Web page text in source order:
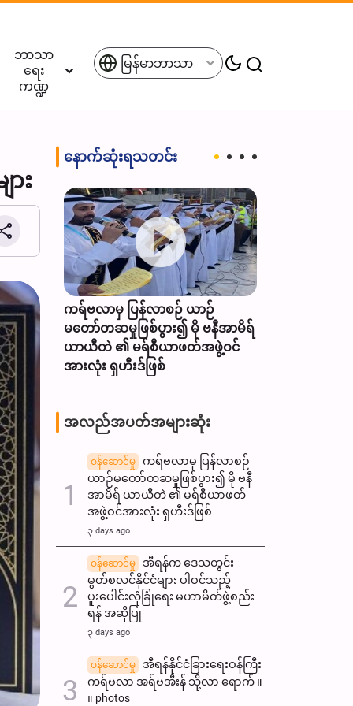
ဘာသာ
ရေး
ကဏ္ဍ
မြန်မာဘာသာ
း
နောက်ဆုံးရသတင်း
မတ်
ာန
ကရ်ဗလာမှ ပြန်လာစဉ် ယာဉ်
မတော်တဆမှုဖြစ်ပွား၍ မို ဗနီအာမိရ်
ယာယီတဲ ၏ မရ်စီယာဖတ်အဖွဲ့ဝင်
အားလုံး ရှဟီးဒ်ဖြစ်
များ ပါဝင်သည့် ပူ
အလည်အပတ်အများဆုံး
ဝန်ဆောင်မှု
ကရ်ဗလာမှ ပြန်လာစဉ်
ယာဉ်မတော်တဆမှုဖြစ်ပွား၍ မို ဗနီ
အာမိရ် ယာယီတဲ ၏ မရ်စီယာဖတ်
အဖွဲ့ဝင်အားလုံး ရှဟီးဒ်ဖြစ်
၃ days ago
ဝန်ဆောင်မှု
အီရန်က ဒေသတွင်း
မွတ်စလင်နိုင်ငံများ ပါဝင်သည့်
ပူးပေါင်းလုံခြုံရေး မဟာမိတ်ဖွဲ့စည်း
ရန် အဆိုပြု
၃ days ago
ဝန်ဆောင်မှု
အီရန်နိုင်ငံခြားရေးဝန်ကြီး
ကရ်ဗလာ အရ်ဗအီးန် သို့လာ ရောက် ။
။ photos